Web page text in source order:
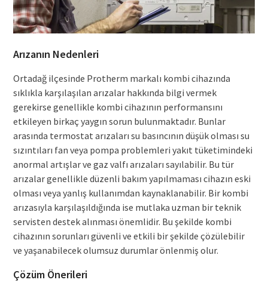
Arızanın Nedenleri
Ortadağ ilçesinde Protherm markalı kombi cihazında
sıklıkla karşılaşılan arızalar hakkında bilgi vermek
gerekirse genellikle kombi cihazının performansını
etkileyen birkaç yaygın sorun bulunmaktadır. Bunlar
arasında termostat arızaları su basıncının düşük olması su
sızıntıları fan veya pompa problemleri yakıt tüketimindeki
anormal artışlar ve gaz valfı arızaları sayılabilir. Bu tür
arızalar genellikle düzenli bakım yapılmaması cihazın eski
olması veya yanlış kullanımdan kaynaklanabilir. Bir kombi
arızasıyla karşılaşıldığında ise mutlaka uzman bir teknik
servisten destek alınması önemlidir. Bu şekilde kombi
cihazının sorunları güvenli ve etkili bir şekilde çözülebilir
ve yaşanabilecek olumsuz durumlar önlenmiş olur.
Çözüm Önerileri